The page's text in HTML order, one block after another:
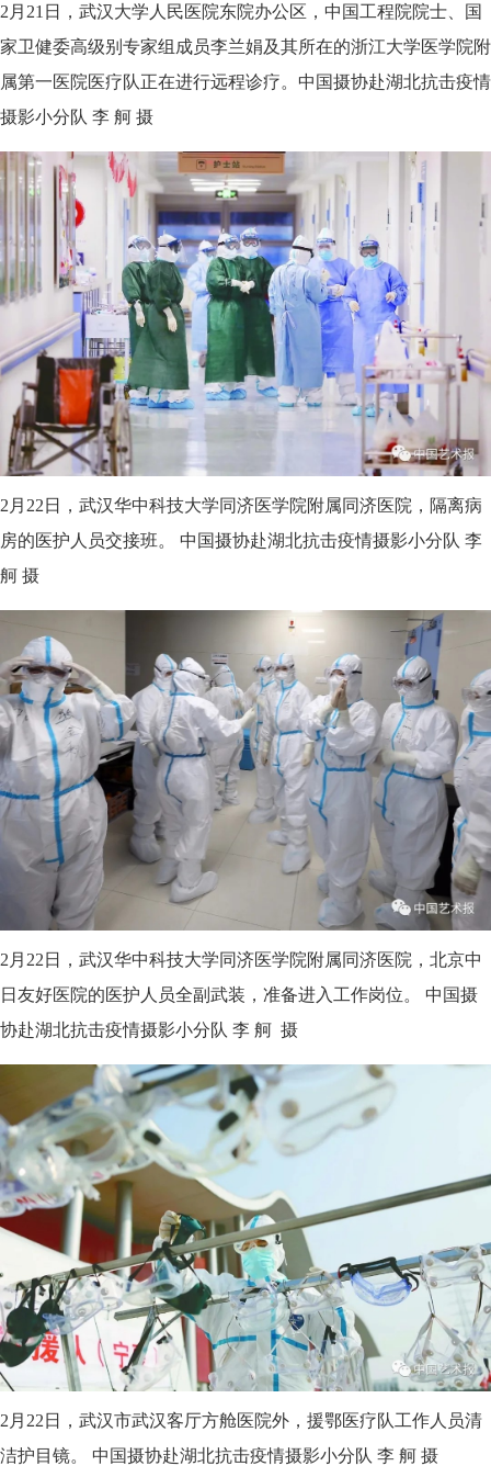
2月21日，武汉大学人民医院东院办公区，中国工程院院士、国
家卫健委高级别专家组成员李兰娟及其所在的浙江大学医学院附
属第一医院医疗队正在进行远程诊疗。中国摄协赴湖北抗击疫情
摄影小分队 李 舸 摄
2月22日，武汉华中科技大学同济医学院附属同济医院，隔离病
房的医护人员交接班。 中国摄协赴湖北抗击疫情摄影小分队 李
舸 摄
2月22日，武汉华中科技大学同济医学院附属同济医院，北京中
日友好医院的医护人员全副武装，准备进入工作岗位。 中国摄
协赴湖北抗击疫情摄影小分队 李 舸 摄
2月22日，武汉市武汉客厅方舱医院外，援鄂医疗队工作人员清
洁护目镜。 中国摄协赴湖北抗击疫情摄影小分队 李 舸 摄